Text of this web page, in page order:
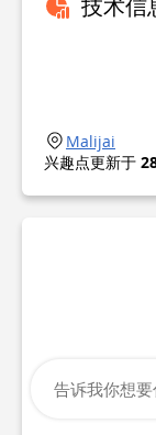
技术信
Malijai
兴趣点更新于
告诉我你想